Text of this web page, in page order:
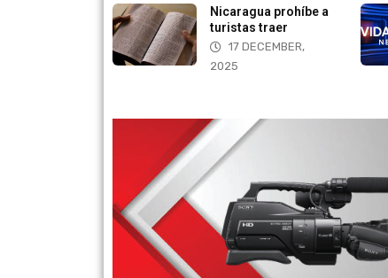
Nicaragua prohíbe a
turistas traer
17 DECEMBER,
2025
Stream from the